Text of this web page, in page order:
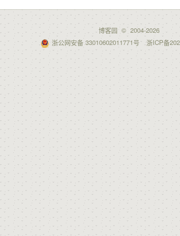
博客园© 2004-2026
浙公网安备 33010602011771号
浙ICP备